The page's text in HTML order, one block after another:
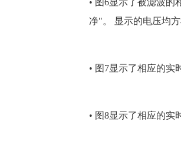
• 图6显示了被滤波的
净"。 显示的电压均
• 图7显示了相应的实
• 图8显示了相应的实